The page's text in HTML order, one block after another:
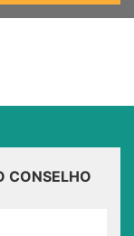
CONSELHO